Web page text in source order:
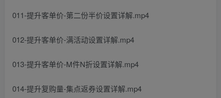
011-提升客单价-第二份半价设置详解.mp4
012-提升客单价-满活动设置详解.mp4
013-提升客单价-M件N折设置详解.mp4
014-提升复购量-集点返券设置详解.mp4